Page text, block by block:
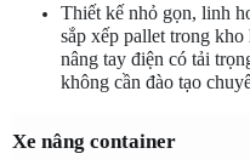
Thiết kế nhỏ gọn, linh
sắp xếp pallet trong
nâng tay điện có tải
không cần đào tạo
Xe nâng container